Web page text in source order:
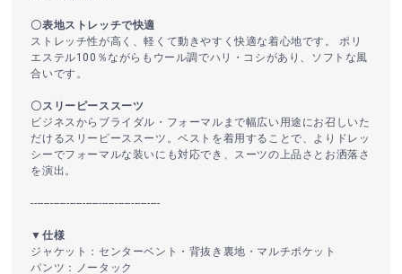
〇表地ストレッチで快適
ストレッチ性が高く、軽くて動きやすく快適な着心地です。 ポリ
エステル100％ながらもウール調でハリ・コシがあり、ソフトな風
合いです。
〇スリーピーススーツ
ビジネスからブライダル・フォーマルまで幅広い用途にお召しいた
だけるスリーピーススーツ。ベストを着用することで、よりドレッ
シーでフォーマルな装いにも対応でき、スーツの上品さとお洒落さ
を演出。
----------------------------------------
▼仕様
ジャケット：センターベント・背抜き裏地・マルチポケット
パンツ：ノータック